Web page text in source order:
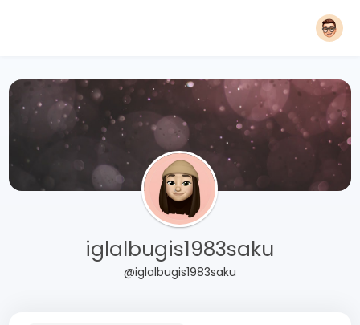
iglalbugis1983saku
@iglalbugis1983saku